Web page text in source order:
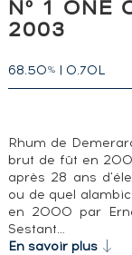
N° 1 ONE
2003
68.50% | 0.70L
Rhum de
brut de fût en
après 28 ans
ou de quel
en 2000 par
Sestant…
En savoir plus